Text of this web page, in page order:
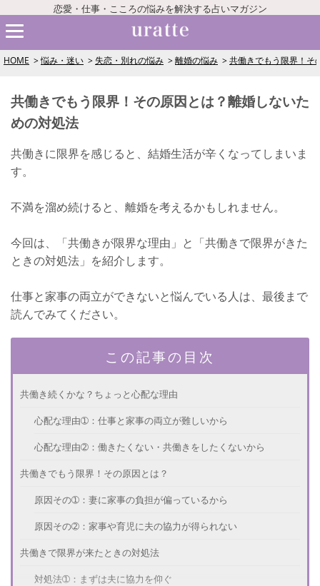
恋愛・仕事・こころの悩みを解決する占いマガジン
HOME 悩み・迷い 失恋・別れの悩み 離婚の悩み 共働きでもう限界！そ
共働きでもう限界！その原因とは？離婚しないた
めの対処法
共働きに限界を感じると、結婚生活が辛くなってしまいま
す。
不満を溜め続けると、離婚を考えるかもしれません。
今回は、「共働きが限界な理由」と「共働きで限界がきた
ときの対処法」を紹介します。
仕事と家事の両立ができないと悩んでいる人は、最後まで
読んでみてください。
この記事の目次
共働き続くかな？ちょっと心配な理由
心配な理由➀：仕事と家事の両立が難しいから
心配な理由➁：働きたくない・共働きをしたくないから
共働きでもう限界！その原因とは？
原因その➀：妻に家事の負担が偏っているから
原因その➁：家事や育児に夫の協力が得られない
共働きで限界が来たときの対処法
対処法➀：まずは夫に協力を仰ぐ